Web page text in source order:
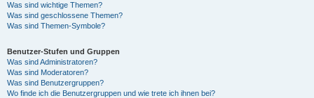
Was sind wichtige Themen?
Was sind geschlossene Themen?
Was sind Themen-Symbole?
Benutzer-Stufen und Gruppen
Was sind Administratoren?
Was sind Moderatoren?
Was sind Benutzergruppen?
Wo finde ich die Benutzergruppen und wie trete ich ihnen bei?